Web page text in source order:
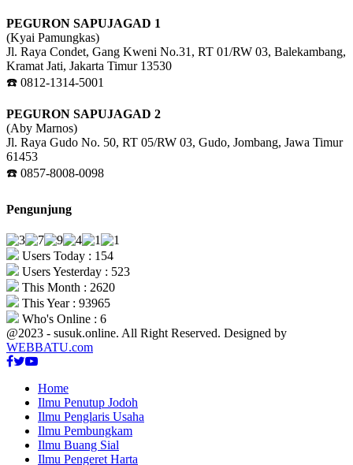
PEGURON SAPUJAGAD 1
(Kyai Pamungkas)
Jl. Raya Condet, Gang Kweni No.31, RT 01/RW 03, Balekambang,
Kramat Jati, Jakarta Timur 13530
☎️ 0812-1314-5001
PEGURON SAPUJAGAD 2
(Aby Marnos)
Jl. Raya Gudo No. 50, RT 05/RW 03, Gudo, Jombang, Jawa Timur
61453
☎️ 0857-8008-0098
Pengunjung
Users Today : 154
Users Yesterday : 523
This Month : 2620
This Year : 93965
Who's Online : 6
@2023 - susuk.online. All Right Reserved. Designed by
WEBBATU.com
Facebook
Twitter
Youtube
Home
Ilmu Penutup Jodoh
Ilmu Penglaris Usaha
Ilmu Pembungkam
Ilmu Buang Sial
Ilmu Pengeret Harta